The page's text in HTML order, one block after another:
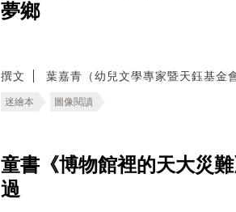
夢鄉
撰文 葉嘉青（幼兒文學專家暨天鈺基金
迷繪本 圖像閱讀
童書《博物館裡的天大災
過